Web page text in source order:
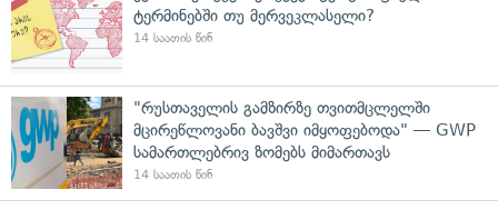
ტერმინებში თუ მერვეკლასელი?
14 საათის წინ
"რუსთაველის გამზირზე თვითმცლელში
მცირეწლოვანი ბავშვი იმყოფებოდა" — GWP
სამართლებრივ ზომებს მიმართავს
14 საათის წინ